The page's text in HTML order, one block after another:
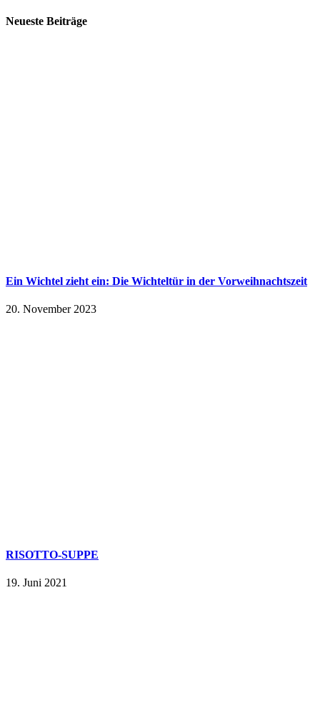
Neueste Beiträge
Ein Wichtel zieht ein: Die Wichteltür in der Vorweihnachtszeit
20. November 2023
RISOTTO-SUPPE
19. Juni 2021